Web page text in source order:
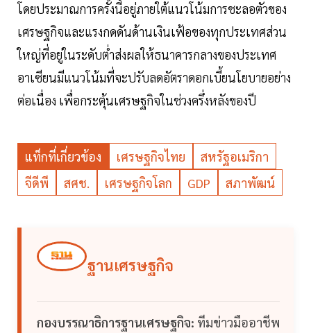
โดยประมาณการครั้งนี้อยู่ภายใต้แนวโน้มการชะลอตัวของ
เศรษฐกิจและแรงกดดันด้านเงินเฟ้อของทุกประเทศส่วน
ใหญ่ที่อยู่ในระดับต่ำส่งผลให้ธนาคารกลางของประเทศ
อาเซียนมีแนวโน้มที่จะปรับลดอัตราดอกเบี้ยนโยบายอย่าง
ต่อเนื่อง เพื่อกระตุ้นเศรษฐกิจในช่วงครึ่งหลังของปี
แท็กที่เกี่ยวข้อง เศรษฐกิจไทย
สหรัฐอเมริกา
จีดีพี
สศช. เศรษฐกิจโลก GDP สภาพัฒน์
ฐานเศรษฐกิจ
กองบรรณาธิการฐานเศรษฐกิจ: ทีมข่าวมืออาชีพ